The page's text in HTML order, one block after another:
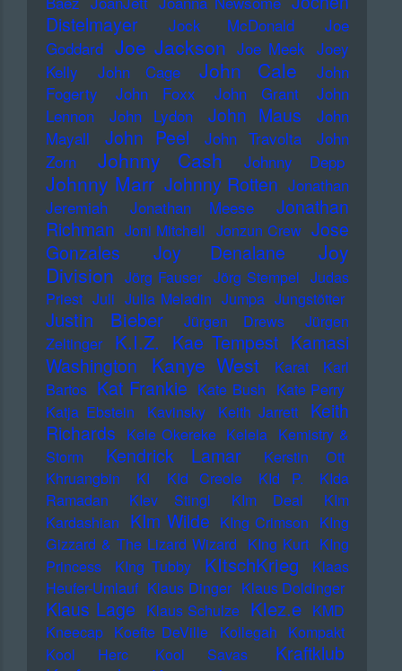
Distelmayer
Jock McDonald
Joe
Goddard Joe Jackson Joe Meek Joey
Kelly
John Cage John Cale
John
Fogerty
John Foxx John Grant
John
Lennon
John Lydon John Maus
John
Mayall
John Peel John Travolta
John
Zorn
Johnny Cash Johnny Depp
Johnny Marr Johnny Rotten Jonathan
Jeremiah
Jonathan Meese
Jonathan
Richman Joni Mitchell Jonzun Crew Jose
Gonzales
Joy Denalane
Joy
Division Jörg Fauser Jörg Stempel Judas
Priest Juli Julia Meladin Jumpa Jungstötter
Justin Bieber Jürgen Drews
Jürgen
Zeltinger
K.I.Z. Kae Tempest Kamasi
Washington
Kanye West Karat
Karl
Bartos Kat Frankie Kate Bush Kate Perry
Katja Ebstein
Kavinsky Keith Jarrett
Keith
Richards Kele Okereke Kelela Kemistry &
Storm
Kendrick Lamar
Kerstin Ott
Khruangbin
KI KId Creole KId P.
KIda
Ramadan
KIev Stingl KIm Deal
KIm
Kardashian KIm Wilde KIng Crimson KIng
Gizzard & The Lizard Wizard KIng Kurt KIng
Princess
KIng Tubby KItschKrieg
Klaas
Heufer-Umlauf Klaus Dinger Klaus Doldinger
Klaus Lage Klaus Schulze Klez.e KMD
Kneecap Koefte DeVille Kollegah Kompakt
Kool Herc
Kool Savas Kraftklub